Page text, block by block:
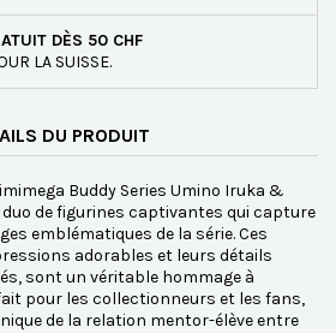
DÈS 50 CHF
LA SUISSE.
DU PRODUIT
Buddy Series Umino Iruka &
de figurines captivantes qui capture
emblématiques de la série. Ces
adorables et leurs détails
sont un véritable hommage à
pour les collectionneurs et les fans,
de la relation mentor-élève entre